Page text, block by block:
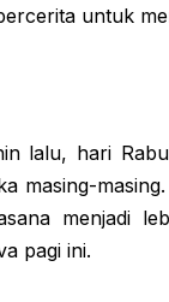
untuk
lalu, hari
masing-
menjadi
pagi ini.